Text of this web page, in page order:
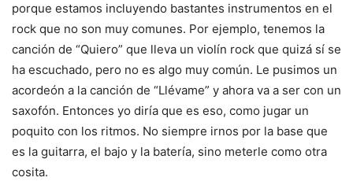
porque estamos incluyendo bastantes instrumentos en el
rock que no son muy comunes. Por ejemplo, tenemos la
canción de “Quiero” que lleva un violín rock que quizá sí se
ha escuchado, pero no es algo muy común. Le pusimos un
acordeón a la canción de “Llévame” y ahora va a ser con un
saxofón. Entonces yo diría que es eso, como jugar un
poquito con los ritmos. No siempre irnos por la base que
es la guitarra, el bajo y la batería, sino meterle como otra
cosita.